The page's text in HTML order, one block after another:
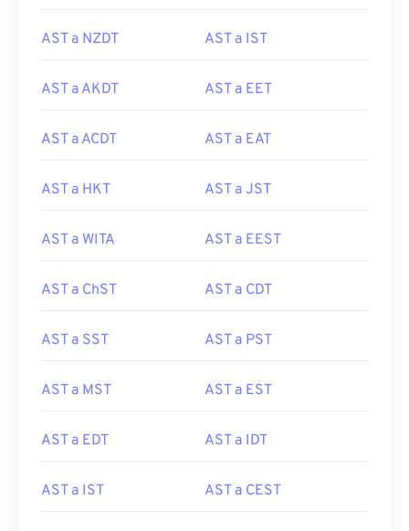
AST a NZDT AST a IST
AST a AKDT AST a EET
AST a ACDT AST a EAT
AST a HKT AST a JST
AST a WITA AST a EEST
AST a ChST AST a CDT
AST a SST AST a PST
AST a MST AST a EST
AST a EDT AST a IDT
AST a IST AST a CEST